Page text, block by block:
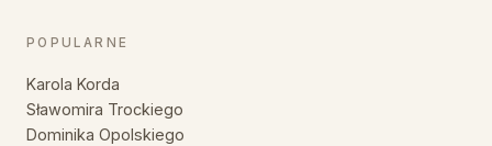
POPULARNE
Karola Korda
Sławomira Trockiego
Dominika Opolskiego